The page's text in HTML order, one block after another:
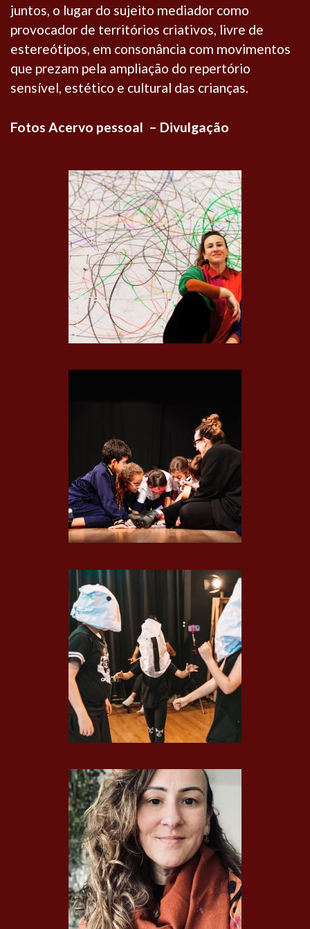
juntos, o lugar do sujeito mediador como
provocador de territórios criativos, livre de
estereótipos, em consonância com movimentos
que prezam pela ampliação do repertório
sensível, estético e cultural das crianças.
Fotos Acervo pessoal – Divulgação